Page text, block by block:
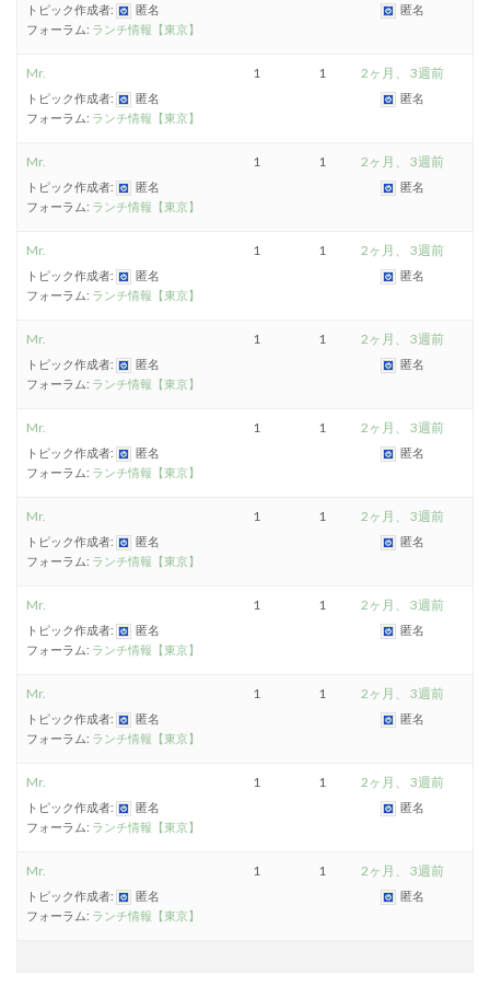
トピック作成者:
匿名
フォーラム: ランチ情報【東京】
匿名
Mr.
トピック作成者:
匿名
フォーラム: ランチ情報【東京】
1 1 2ヶ月、 3週前
匿名
Mr.
トピック作成者:
匿名
フォーラム: ランチ情報【東京】
1 1 2ヶ月、 3週前
匿名
Mr.
トピック作成者:
匿名
フォーラム: ランチ情報【東京】
1 1 2ヶ月、 3週前
匿名
Mr.
トピック作成者:
匿名
フォーラム: ランチ情報【東京】
1 1 2ヶ月、 3週前
匿名
Mr.
トピック作成者:
匿名
フォーラム: ランチ情報【東京】
1 1 2ヶ月、 3週前
匿名
Mr.
トピック作成者:
匿名
フォーラム: ランチ情報【東京】
1 1 2ヶ月、 3週前
匿名
Mr.
トピック作成者:
匿名
フォーラム: ランチ情報【東京】
1 1 2ヶ月、 3週前
匿名
Mr.
トピック作成者:
匿名
フォーラム: ランチ情報【東京】
1 1 2ヶ月、 3週前
匿名
Mr.
トピック作成者:
匿名
フォーラム: ランチ情報【東京】
1 1 2ヶ月、 3週前
匿名
Mr.
トピック作成者:
匿名
フォーラム: ランチ情報【東京】
1 1 2ヶ月、 3週前
匿名